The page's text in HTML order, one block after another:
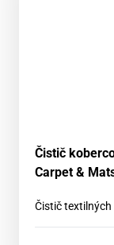
Čistič
Carpet &
Čistič